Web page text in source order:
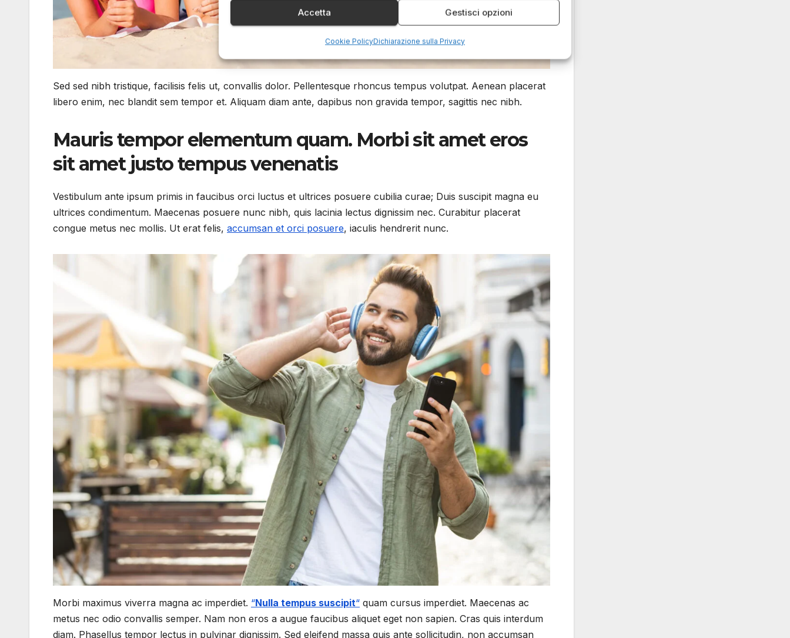
Accetta Gestisci opzioni
Cookie PolicyDichiarazione sulla Privacy
Sed sed nibh tristique, facilisis felis ut, convallis dolor. Pellentesque rhoncus tempus volutpat. Aenean placerat
libero enim, nec blandit sem tempor et. Aliquam diam ante, dapibus non gravida tempor, sagittis nec nibh.
Mauris tempor elementum quam. Morbi sit amet eros
sit amet justo tempus venenatis
Vestibulum ante ipsum primis in faucibus orci luctus et ultrices posuere cubilia curae; Duis suscipit magna eu
ultrices condimentum. Maecenas posuere nunc nibh, quis lacinia lectus dignissim nec. Curabitur placerat
congue metus nec mollis. Ut erat felis, accumsan et orci posuere, iaculis hendrerit nunc.
Morbi maximus viverra magna ac imperdiet. “Nulla tempus suscipit“ quam cursus imperdiet. Maecenas ac
metus nec odio convallis semper. Nam non eros a augue faucibus aliquet eget non sapien. Cras quis interdum
diam. Phasellus tempor lectus in pulvinar dignissim. Sed eleifend massa quis ante sollicitudin, non accumsan